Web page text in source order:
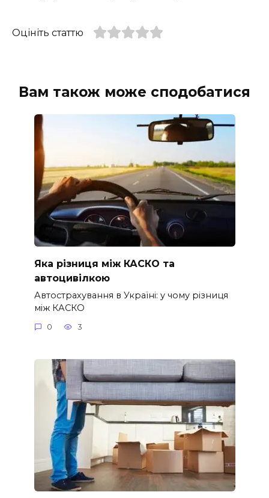
Оцініть статтю
Вам також може сподобатися
Яка різниця між КАСКО та
автоцивілкою
Автострахування в Україні: у чому різниця
між КАСКО
0 3